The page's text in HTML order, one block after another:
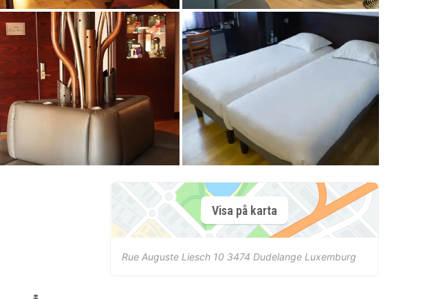
Visa på karta
Rue Auguste Liesch 10 3474 Dudelange Luxemburg